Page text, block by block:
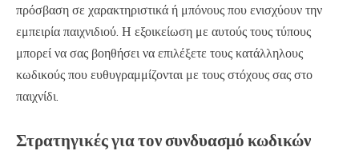
πρόσβαση σε χαρακτηριστικά ή μπόνους που ενισχύουν την
εμπειρία παιχνιδιού. Η εξοικείωση με αυτούς τους τύπους
μπορεί να σας βοηθήσει να επιλέξετε τους κατάλληλους
κωδικούς που ευθυγραμμίζονται με τους στόχους σας στο
παιχνίδι.
Στρατηγικές για τον συνδυασμό κωδικών